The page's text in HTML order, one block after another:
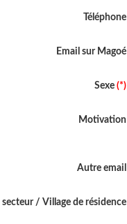
Téléphone
Email sur Magoé
Sexe (*)
Motivation
Autre email
/ Village de résidence